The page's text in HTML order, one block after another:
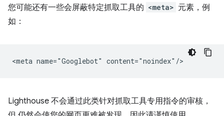
您可能还有一些会屏蔽特定抓取工具的 <meta> 元素，例
如：
Lighthouse 不会通过此类针对抓取工具专用指令的审核，